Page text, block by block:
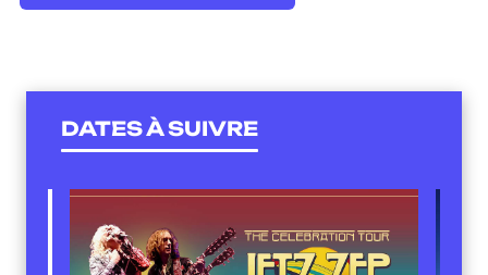
DATES À SUIVRE